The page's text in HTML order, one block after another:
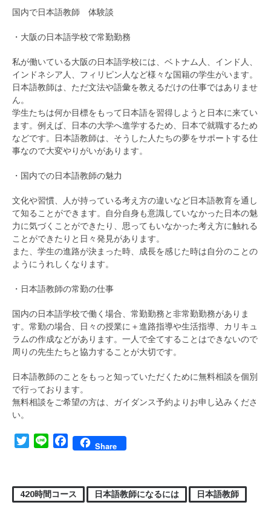
国内で日本語教師 体験談
・大阪の日本語学校で常勤勤務
私が働いている大阪の日本語学校には、ベトナム人、インド人、
インドネシア人、フィリピン人など様々な国籍の学生がいます。
日本語教師は、ただ文法や語彙を教えるだけの仕事ではありませ
ん。
学生たちは何か目標をもって日本語を習得しようと日本に来てい
ます。例えば、日本の大学へ進学するため、日本で就職するため
などです。日本語教師は、そうした人たちの夢をサポートする仕
事なので大変やりがいがあります。
・国内での日本語教師の魅力
文化や習慣、人が持っている考え方の違いなど日本語教育を通し
て知ることができます。自分自身も意識していなかった日本の魅
力に気づくことができたり、思ってもいなかった考え方に触れる
ことができたりと日々発見があります。
また、学生の進路が決まった時、成長を感じた時は自分のことの
ようにうれしくなります。
・日本語教師の常勤の仕事
国内の日本語学校で働く場合、常勤勤務と非常勤勤務がありま
す。常勤の場合、日々の授業に＋進路指導や生活指導、カリキュ
ラムの作成などがあります。一人で全てすることはできないので
周りの先生たちと協力することが大切です。
日本語教師のことをもっと知っていただくために無料相談を個別
で行っております。
無料相談をご希望の方は、ガイダンス予約よりお申し込みくださ
い。
TwitterLine FacebookShare
420時間コース 日本語教師になるには
日本語教師